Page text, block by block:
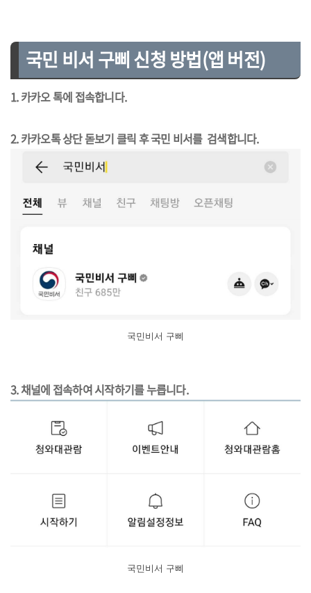
국민 비서 구삐 신청 방법(앱 버전)
1. 카카오 톡에 접속합니다.
2. 카카오톡 상단 돋보기 클릭 후 국민 비서를 검색합니다.
국민비서 구삐
3. 채널에 접속하여 시작하기를 누릅니다.
국민비서 구삐